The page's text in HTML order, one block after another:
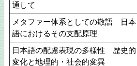
通して
メタファー体系としての敬語 日本
語におけるその支配原理
日本語の配慮表現の多様性 歴史的
変化と地理的・社会的変異